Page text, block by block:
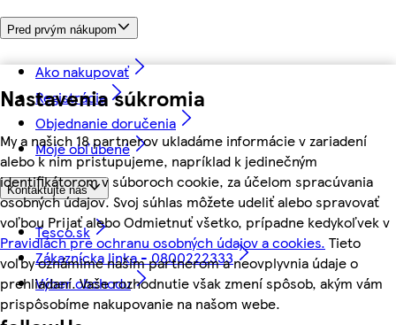
Nastavenia súkromia
My a našich 18 partnerov ukladáme informácie v zariadení
alebo k nim pristupujeme, napríklad k jedinečným
identifikátorom v súboroch cookie, za účelom spracúvania
osobných údajov. Svoj súhlas môžete udeliť alebo spravovať
voľbou Prijať alebo Odmietnuť všetko, prípadne kedykoľvek v
Pravidlách pre ochranu osobných údajov a cookies. Tieto
voľby oznámime našim partnerom a neovplyvnia údaje o
prehliadaní. Vaše rozhodnutie však zmení spôsob, akým vám
prispôsobíme nakupovanie na našom webe.
Pred prvým nákupom
Ako nakupovať
Registrácia
Objednanie doručenia
Moje obľúbené
Kontaktujte nás
Tesco.sk
Zákaznícka linka - 0800222333
Výber obchodu